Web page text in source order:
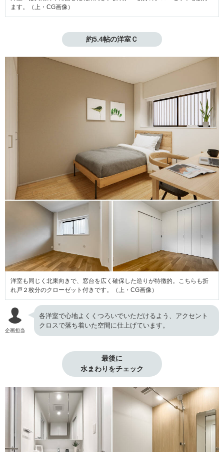
ます。（上・CG画像）
約5.4帖の洋室Ｃ
洋室も同じく北東向きで、窓台を広く確保した造りが特徴的。こちらも折
れ戸２枚分のクローゼット付きです。（上・CG画像）
企画担当
各洋室で心地よくくつろいでいただけるよう、アクセント
クロスで落ち着いた空間に仕上げています。
最後に
水まわりをチェック